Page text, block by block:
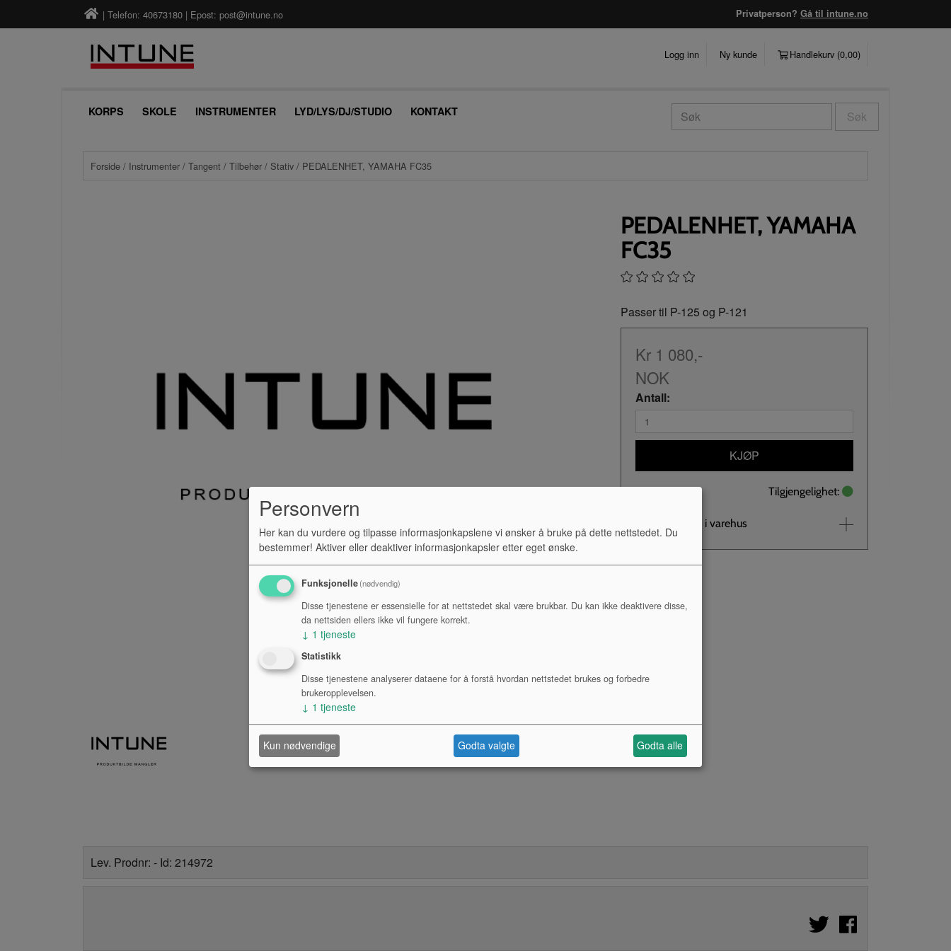
| Telefon: 40673180 | Epost: post@intune.no Privatperson? Gå til intune.no
Logg inn Ny kunde Handlekurv (0,00)
KORPS SKOLE INSTRUMENTER LYD/LYS/DJ/STUDIO KONTAKT Søk
Forside / Instrumenter / Tangent / Tilbehør / Stativ / PEDALENHET, YAMAHA FC35
PEDALENHET, YAMAHA
FC35
Passer til P-125 og P-121
Kr 1 080,-
NOK
Antall:
KJØP
Tilgjengelighet:
Se lagerstatus i varehus
Lev. Prodnr: - Id: 214972
Personvern
Her kan du vurdere og tilpasse informasjonkapslene vi ønsker å bruke på dette nettstedet. Du
bestemmer! Aktiver eller deaktiver informasjonkapsler etter eget ønske.
Funksjonelle(nødvendig)
Disse tjenestene er essensielle for at nettstedet skal være brukbar. Du kan ikke deaktivere disse,
da nettsiden ellers ikke vil fungere korrekt.
↓ 1 tjeneste
Statistikk
Disse tjenestene analyserer dataene for å forstå hvordan nettstedet brukes og forbedre
brukeropplevelsen.
↓ 1 tjeneste
Kun nødvendige Godta valgte Godta alle